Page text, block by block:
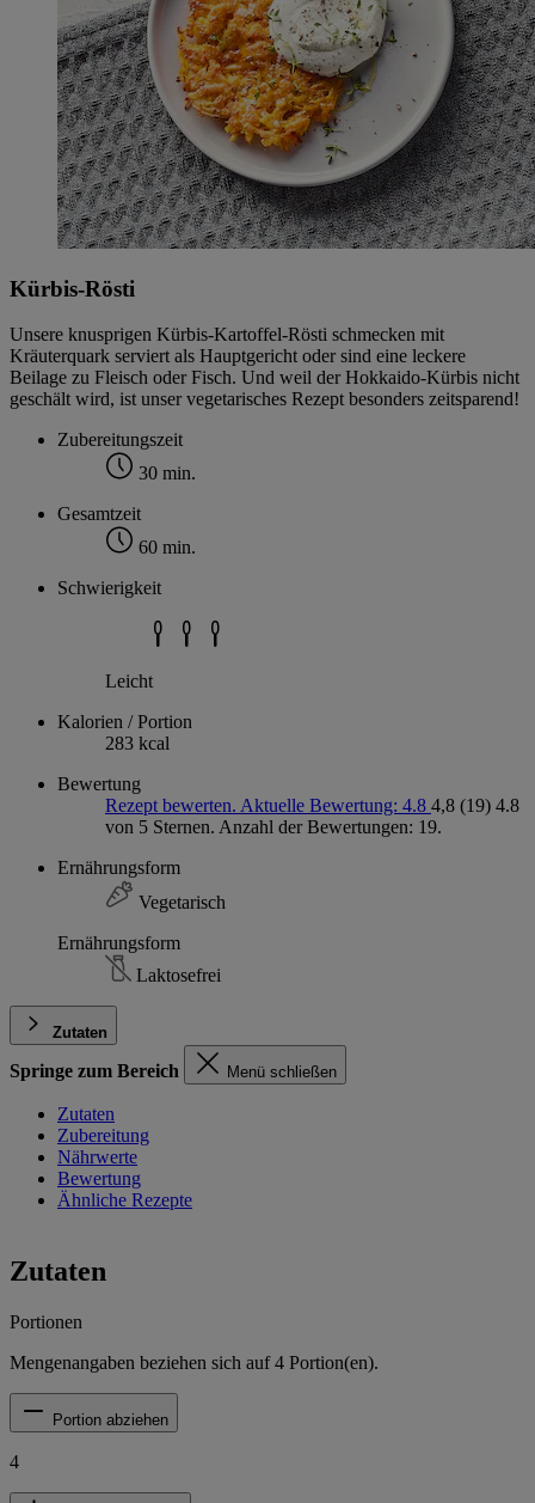
Kürbis-Rösti
Unsere knusprigen Kürbis-Kartoffel-Rösti schmecken mit
Kräuterquark serviert als Hauptgericht oder sind eine leckere
Beilage zu Fleisch oder Fisch. Und weil der Hokkaido-Kürbis nicht
geschält wird, ist unser vegetarisches Rezept besonders zeitsparend!
Zubereitungszeit
30 min.
Gesamtzeit
60 min.
Schwierigkeit
Leicht
Kalorien / Portion
283 kcal
Bewertung
Rezept bewerten. Aktuelle Bewertung: 4.8 4,8 (19) 4.8
von 5 Sternen. Anzahl der Bewertungen: 19.
Ernährungsform
Vegetarisch
Ernährungsform
Laktosefrei
Zutaten
Springe zum Bereich Menü schließen
Zutaten
Zubereitung
Nährwerte
Bewertung
Ähnliche Rezepte
Zutaten
Portionen
Mengenangaben beziehen sich auf4 Portion(en).
Portion abziehen
4